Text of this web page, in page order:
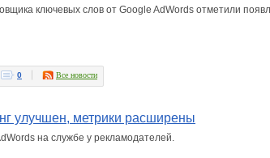
ключевых слов от Google AdWords отметили
0 Все новости
улучшен, метрики расширены
на службе у рекламодателей.